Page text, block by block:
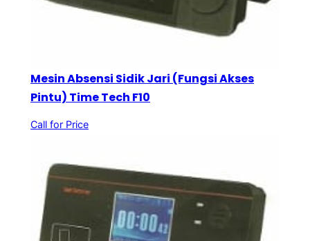
Mesin Absensi Sidik Jari (Fungsi Akses
Pintu) Time Tech F10
Call for Price